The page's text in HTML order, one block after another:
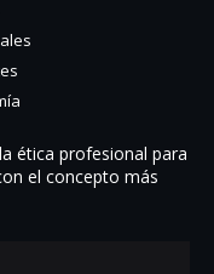
ética profesional para
el concepto más